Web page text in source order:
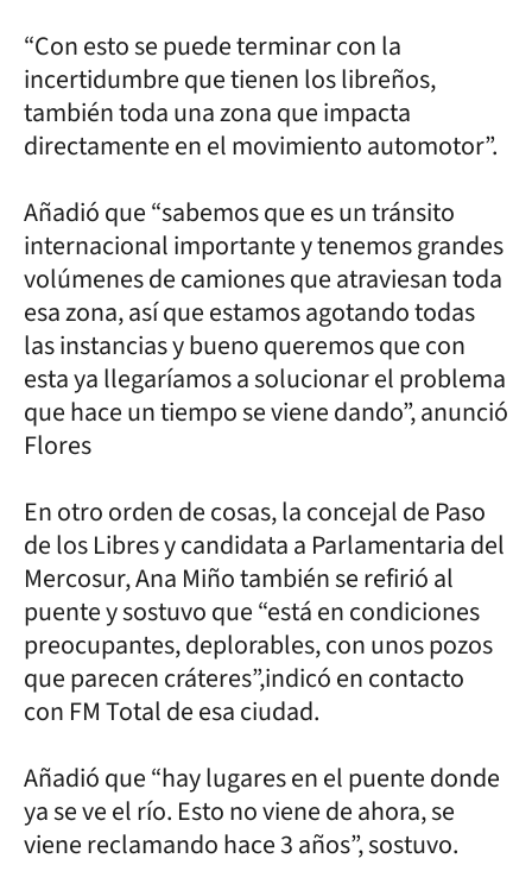
“Con esto se puede terminar con la
incertidumbre que tienen los libreños,
también toda una zona que impacta
directamente en el movimiento automotor”.
Añadió que “sabemos que es un tránsito
internacional importante y tenemos grandes
volúmenes de camiones que atraviesan toda
esa zona, así que estamos agotando todas
las instancias y bueno queremos que con
esta ya llegaríamos a solucionar el problema
que hace un tiempo se viene dando”, anunció
Flores
En otro orden de cosas, la concejal de Paso
de los Libres y candidata a Parlamentaria del
Mercosur, Ana Miño también se refirió al
puente y sostuvo que “está en condiciones
preocupantes, deplorables, con unos pozos
que parecen cráteres”,indicó en contacto
con FM Total de esa ciudad.
Añadió que “hay lugares en el puente donde
ya se ve el río. Esto no viene de ahora, se
viene reclamando hace 3 años”, sostuvo.